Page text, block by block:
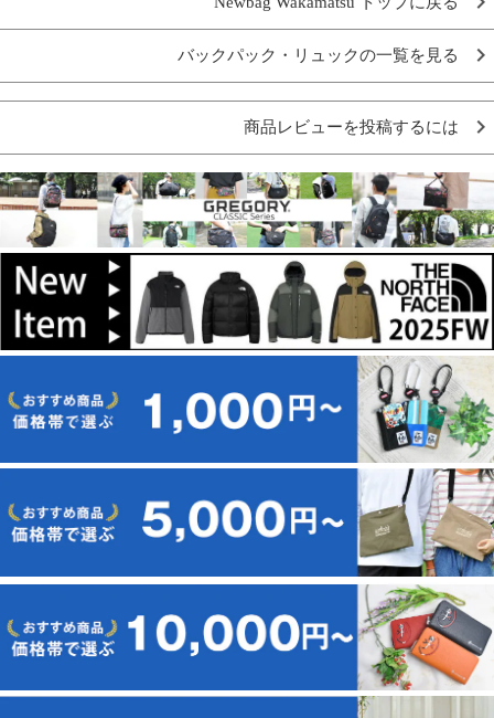
バックパック・リュックの一覧を見る
商品レビューを投稿するには